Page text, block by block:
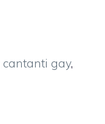
cantanti gay,